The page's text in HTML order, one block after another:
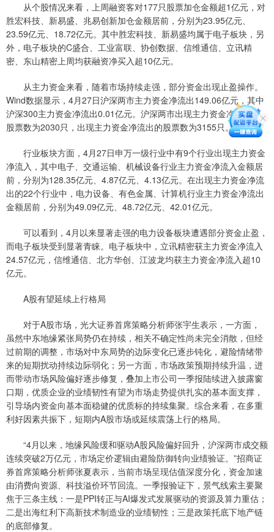
从个股情况来看，上周融资客对177只股票加仓金额超1亿元，对
胜宏科技、新易盛、兆易创新加仓金额居前，分别为23.95亿元、
23.59亿元、18.72亿元。其中胜宏科技、新易盛均属于电子板块，另
外，电子板块的C盛合、工业富联、协创数据、信维通信、立讯精
密、东山精密上周均获融资净买入超10亿元。
从主力资金来看，随着市场持续走强，部分资金出现止盈操作。
Wind数据显示，4月27日沪深两市主力资金净流出149.06亿元，其中
沪深300主力资金净流出0.01亿元。沪深两市出现主力资金净流入的
股票数为2030只，出现主力资金净流出的股票数为3155只。
行业板块方面，4月27日申万一级行业中有9个行业出现主力资金
净流入，其中电子、交通运输、机械设备行业主力资金净流入金额居
前，分别为128.35亿元、4.87亿元、4.13亿元。在出现主力资金净流
出的22个行业中，电力设备、有色金属、计算机行业主力资金净流出
金额居前，分别为49.09亿元、48.72亿元、42.01亿元。
可以看到，4月以来显著走强的电力设备板块遭遇部分资金止盈，
而电子板块受到显著青睐。电子板块中，立讯精密获主力资金净流入
24.57亿元，信维通信、北方华创、江波龙均获主力资金净流入超10
亿元。
A股有望延续上行格局
对于A股市场，光大证券首席策略分析师张宇生表示，一方面，
虽然中东地缘紧张局势仍在持续，相关不确定性尚未完全消散，但经
过前期的调整，市场对中东局势的边际变化已逐步钝化，避险情绪带
来的短期扰动持续边际弱化；另一方面，市场政策预期持续升温，进
而带动市场风险偏好逐步修复，叠加上市公司一季报陆续进入披露窗
口期，优质企业的业绩韧性有望为市场走势提供扎实的基本面支撑，
引导场内资金向基本面稳健的优质标的持续集聚。综合来看，在多重
利好因素共振下，短期内A股市场或延续震荡上行的格局。
“4月以来，地缘风险缓和驱动A股风险偏好回升，沪深两市成交额
连续突破2万亿元，市场定价逻辑由避险防御转向业绩验证。”招商证
券首席策略分析师张夏表示，当前市场呈现估值深度分化，资金加速
由消费向资源、科技溢价环节回流。一季报验证下，景气线索主要聚
焦于三条主线：一是PPI转正与AI爆发式发展驱动的资源及算力重估；
二是出海红利下高新技术制造业的业绩韧性；三是政策托底下地产链
的底部修复。